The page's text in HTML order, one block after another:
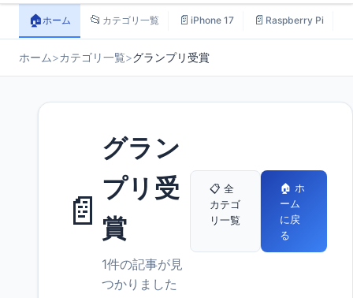
🏠ホーム 📂 カテゴリ一覧 📄 iPhone 17 📄 Raspberry Pi
ホーム>カテゴリ一覧>グランプリ受賞
📄
グラン
プリ受
賞
1件の記事が見
つかりました
📋 全
カテゴ
リ一覧
🏠 ホ
ーム
に戻
る